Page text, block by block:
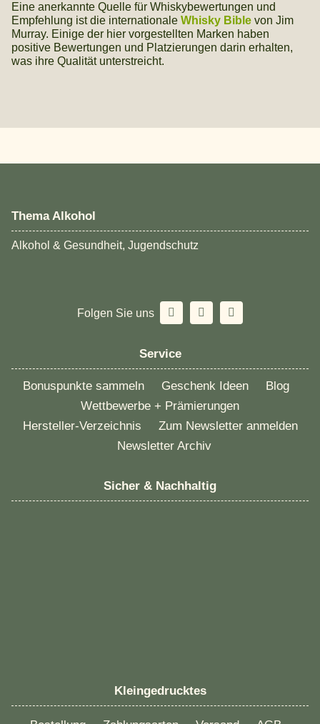
Eine anerkannte Quelle für Whiskybewertungen und
Empfehlung ist die internationale Whisky Biblevon Jim
Murray. Einige der hier vorgestellten Marken haben
positive Bewertungen und Platzierungen darin erhalten,
was ihre Qualität unterstreicht.
Thema Alkohol
Alkohol & Gesundheit, Jugendschutz
Folgen Sie uns
Service
Bonuspunkte sammeln Geschenk Ideen
Blog
Wettbewerbe + Prämierungen
Hersteller-Verzeichnis
Zum Newsletter anmelden
Newsletter Archiv
Sicher & Nachhaltig
Kleingedrucktes